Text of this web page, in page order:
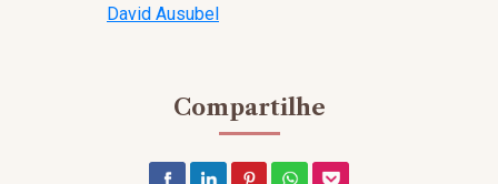
David Ausubel
Compartilhe